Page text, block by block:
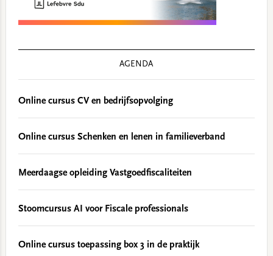
AGENDA
Online cursus CV en bedrijfsopvolging
Online cursus Schenken en lenen in familieverband
Meerdaagse opleiding Vastgoedfiscaliteiten
Stoomcursus AI voor Fiscale professionals
Online cursus toepassing box 3 in de praktijk